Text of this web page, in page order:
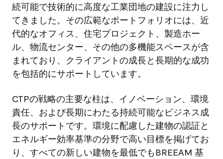
続可能で技術的に高度な工業団地の建設に注力し
てきました。その広範なポートフォリオには、近
代的なオフィス、住宅プロジェクト、製造ホー
ル、物流センター、その他の多機能スペースが含
まれており、クライアントの成長と長期的な成功
を包括的にサポートしています。
CTPの戦略の主要な柱は、イノベーション、環境
責任、および長期にわたる持続可能なビジネス成
長のサポートです。環境に配慮した建物の認証と
エネルギー効率基準の分野で高い目標を掲げてお
り、すべての新しい建物を最低でもBREEAM 基